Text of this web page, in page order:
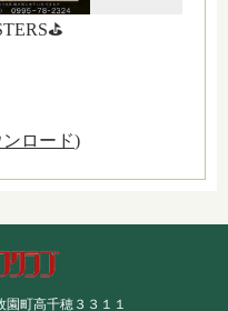
ンロード)
園町高千穂３３１１